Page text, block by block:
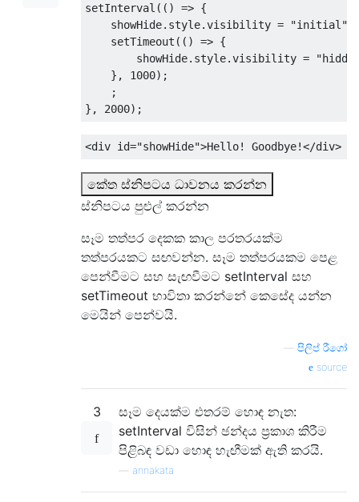
setInterval (() => {
    showHide
. style.visibility = "initial"
    setTimeout
(() => {
        showHide
. style.visibility =
},
1000);
;
},
2000);
<div id="showHide">Hello! Goodbye!</div>
කේත ස්නිපටය ධාවනය කරන්න
ස්නිපටය පුළුල් කරන්න
සෑම තත්පර දෙකක කාල පරතරයක්ම
තත්පරයකට සඟවන්න. සෑම තත්පරයකම පෙළ
පෙන්වීමට සහ සැඟවීමට setInterval සහ
setTimeout භාවිතා කරන්නේ කෙසේද යන්න
මෙයින් පෙන්වයි.
පිලිප් රීගෝ
source
3
සෑම දෙයක්ම එතරම් හොඳ නැත:
setInterval විසින් ඡන්දය ප්‍රකාශ කිරීම
පිළිබඳ වඩා හොඳ හැඟීමක් ඇති කරයි.
annakata